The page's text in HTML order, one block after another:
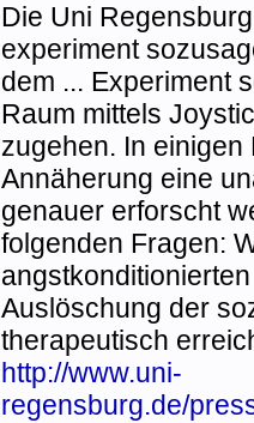
Die Uni
experiment
dem ... Experiment
Raum mittels
zugehen. In
Annäherung eine
genauer erforscht
folgenden Fragen:
Auslöschung der
therapeutisch
http://www.uni-
regensburg.de/